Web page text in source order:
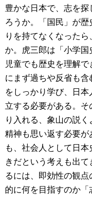
豊かな日本で、志を
ろうか。「国民」が
りを持てなくなった
か。虎三郎は「小学
児童でも歴史を理解
にまず過ちや反省も
をしっかり学び、日
立する必要がある。
り入れる、象山の説
精神も思い返す必要
も、社会人として日
きだという考えも出
るには、即効性の観
的に何を目指すのか